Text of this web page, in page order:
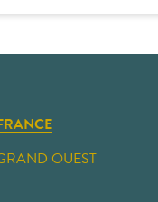
OUEST